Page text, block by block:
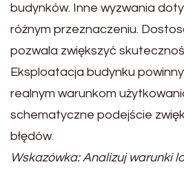
budynków. Inne wyzwania
różnym przeznaczeniu.
pozwala zwiększyć
Eksploatacja budynku
realnym warunkom
schematyczne podejście
błędów.
Wskazówka: Analizuj warunki